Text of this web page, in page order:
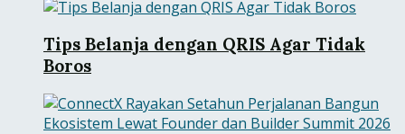
Tips Belanja dengan QRIS Agar Tidak
Boros